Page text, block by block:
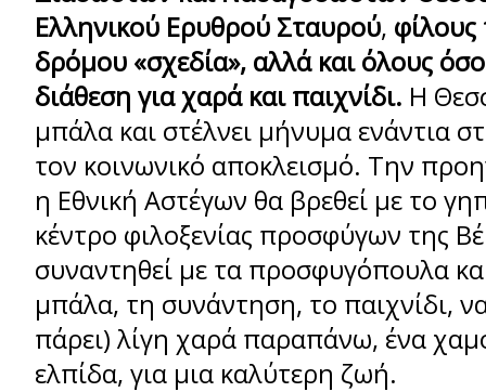
Ελληνικού Ερυθρού Σταυρού, φίλους
δρόμου «σχεδία», αλλά και όλους
διάθεση για χαρά και παιχνίδι. Η
μπάλα και στέλνει μήνυμα ενάντια
τον κοινωνικό αποκλεισμό. Την
η Εθνική Αστέγων θα βρεθεί με το
κέντρο φιλοξενίας προσφύγων της
συναντηθεί με τα προσφυγόπουλα
μπάλα, τη συνάντηση, το παιχνίδι,
πάρει) λίγη χαρά παραπάνω, ένα
ελπίδα, για μια καλύτερη ζωή.